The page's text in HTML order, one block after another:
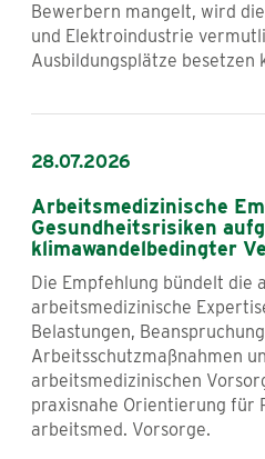
Bewerbern mangelt, wird
und Elektroindustrie
Ausbildungsplätze besetzen
28.07.2026
Arbeitsmedizinische
Gesundheitsrisiken
klimawandelbedingter
Die Empfehlung bündelt die
arbeitsmedizinische
Belastungen,
Arbeitsschutzmaßnahmen
arbeitsmedizinischen
praxisnahe Orientierung für
arbeitsmed. Vorsorge.